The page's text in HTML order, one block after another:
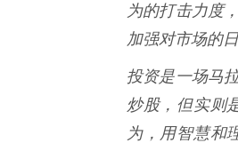
为的打击力度
加强对市场的
投资是一场马
炒股，但实则
为，用智慧和